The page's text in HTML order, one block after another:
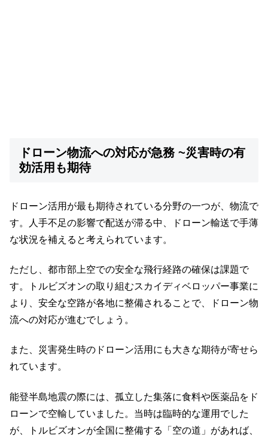
ドローン物流への対応が急務 ~災害時の有
効活用も期待
ドローン活用が最も期待されている分野の一つが、物流で
す。人手不足の影響で配送が滞る中、ドローン輸送で手薄
な状況を補えると考えられています。
ただし、都市部上空での安全な飛行経路の確保は課題で
す。トルビズオンの取り組むスカイディベロッパー事業に
より、安全な空路が各地に整備されることで、ドローン物
流への対応が進むでしょう。
また、災害発生時のドローン活用にも大きな期待が寄せら
れています。
能登半島地震の際には、孤立した集落に食料や医薬品をド
ローンで空輸していました。当時は臨時的な運用でした
が、トルビズオンが全国に整備する「空の道」があれば、